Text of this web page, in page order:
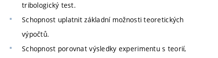
tribologický test.
Schopnost uplatnit základní možnosti teoretických
výpočtů.
Schopnost porovnat výsledky experimentu s teorií,